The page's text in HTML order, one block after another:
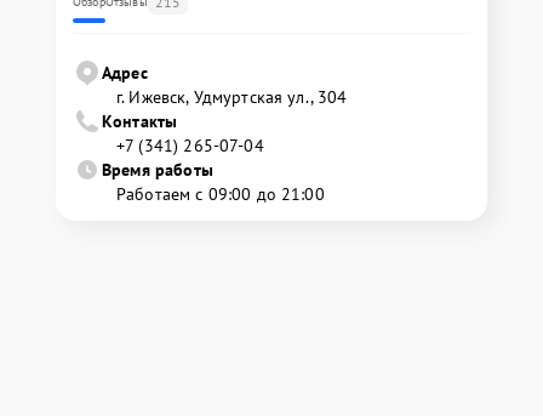
Адрес
г. Ижевск, Удмуртская ул., 304
Контакты
+7 (341) 265-07-04
Время работы
Работаем с 09:00 до 21:00